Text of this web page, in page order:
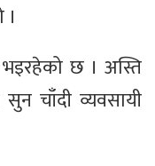
छ । अस्ति
चाँदी व्यवसायी